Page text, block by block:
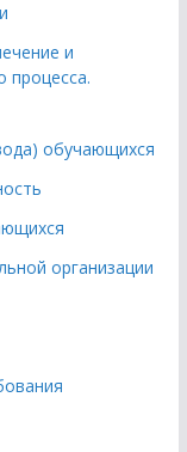
и
процесса.
обучающихся
организации